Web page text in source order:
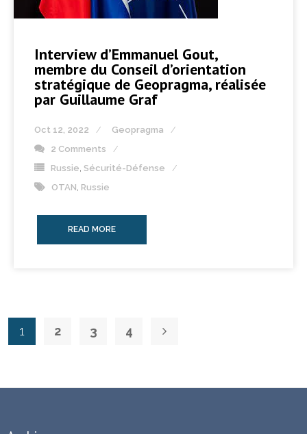
Interview d’Emmanuel Gout,
membre du Conseil d’orientation
stratégique de Geopragma, réalisée
par Guillaume Graf
Oct 12, 2022
Geopragma
2 Comments
Russie, Sécurité-Défense
OTAN, Russie
READ MORE
1 2 3 4